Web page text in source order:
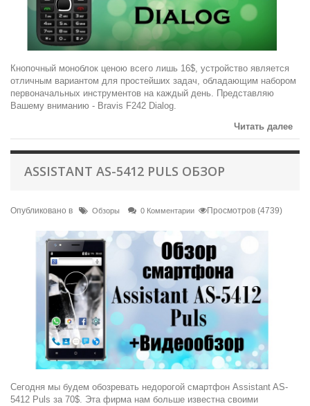
Кнопочный моноблок ценою всего лишь 16$, устройство является
отличным вариантом для простейших задач, обладающим набором
первоначальных инструментов на каждый день. Представляю
Вашему вниманию - Bravis F242 Dialog.
Читать далее
ASSISTANT AS-5412 PULS ОБЗОР
Опубликовано в Обзоры 0 Комментарии Просмотров (4739)
Сегодня мы будем обозревать недорогой смартфон Assistant AS-
5412 Puls за 70$. Эта фирма нам больше известна своими